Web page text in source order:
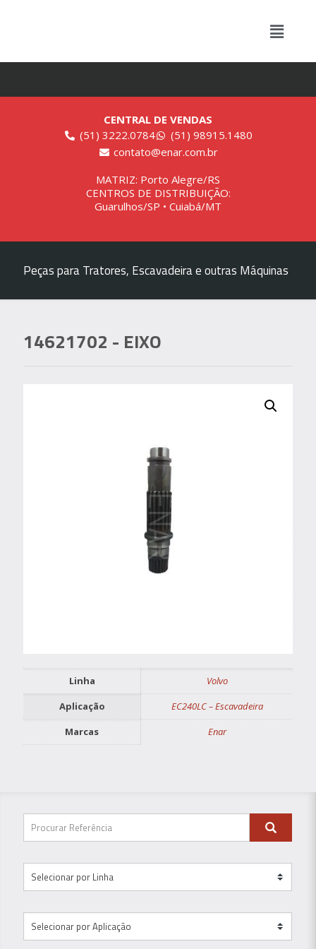
CENTRAL DE VENDAS
(51) 3222.0784
(51) 98915.1480
contato@enar.com.br
MATRIZ: Porto Alegre/RS
CENTROS DE DISTRIBUIÇÃO:
Guarulhos/SP • Cuiabá/MT
Peças para Tratores, Escavadeira e outras Máquinas
14621702 - EIXO
Linha
Volvo
Aplicação
EC240LC – Escavadeira
Marcas
Enar